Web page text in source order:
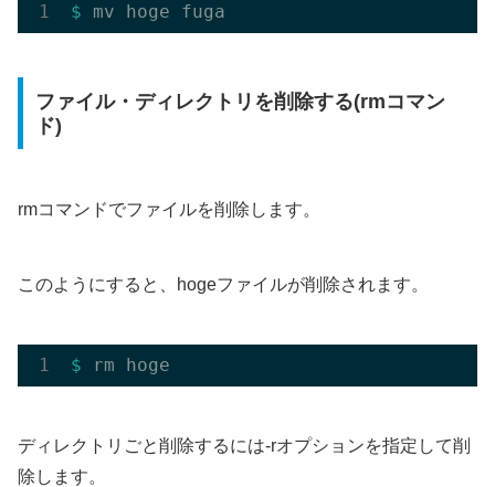
$
ファイル・ディレクトリを削除する(rmコマン
ド)
rmコマンドでファイルを削除します。
このようにすると、hogeファイルが削除されます。
$
ディレクトリごと削除するには-rオプションを指定して削
除します。